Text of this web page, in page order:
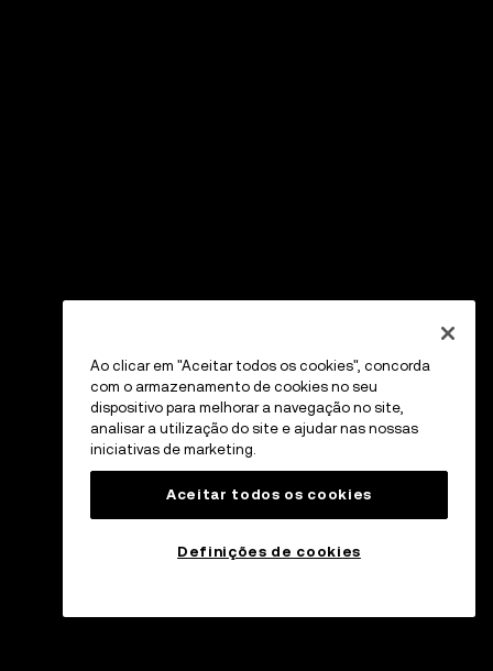
Ao clicar em "Aceitar todos os cookies", concorda
com o armazenamento de cookies no seu
dispositivo para melhorar a navegação no site,
analisar a utilização do site e ajudar nas nossas
iniciativas de marketing.
Aceitar todos os cookies
Definições de cookies